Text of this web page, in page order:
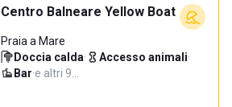
Centro Balneare Yellow Boat
Praia a Mare
Doccia calda· Accesso animali·
Bar·e altri 9…